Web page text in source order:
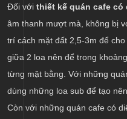
Đối với thiết kế quán cafe có
âm thanh mượt mà, không bị
trí cách mặt đất 2,5-3m để
giữa 2 loa nên để trong
từng mặt bằng. Với những
dùng những loa sub để tạo
Còn với những quán cafe có